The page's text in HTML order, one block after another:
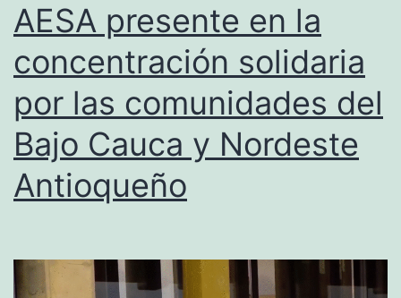
AESA presente en la
concentración solidaria
por las comunidades del
Bajo Cauca y Nordeste
Antioqueño